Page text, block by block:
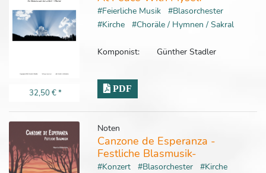
32,50 €*
#Feierliche Musik
#Blasorchester
#Kirche
#Choräle / Hymnen / Sakral
Komponist: Günther Stadler
PDF
Noten
Canzone de Esperanza -
Festliche Blasmusik-
#Konzert #Blasorchester
#Kirche